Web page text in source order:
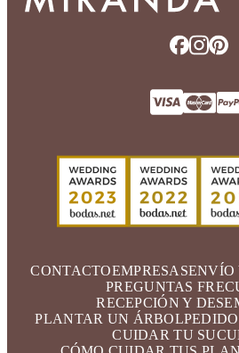
CONTACTOEMPRESASENVÍO
PREGUNTAS
RECEPCIÓN Y
PLANTAR UN ÁRBOL
CUIDAR TU